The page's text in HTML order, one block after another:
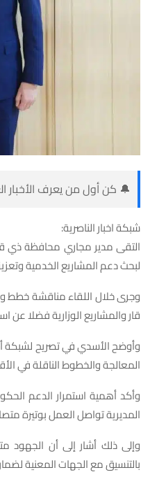
🔔 كن أول من يعرف الأخبار
شبكة اخبار الناصرية:
التقى مدير مجاري محافظة ذي
لبحث دعم المشاريع الخدمية
وجرى خلال اللقاء مناقشة
قار والمشاريع الوزارية فضلا
وأوضح الأسدي في تصريح لشبكة
المعالجة والخطوط الناقلة في
وأكد أهمية استمرار الدعم
المديرية تواصل العمل بوتيرة
وإلى ذلك أشار إلى أن الجهود
بالتنسيق مع الجهات المعنية